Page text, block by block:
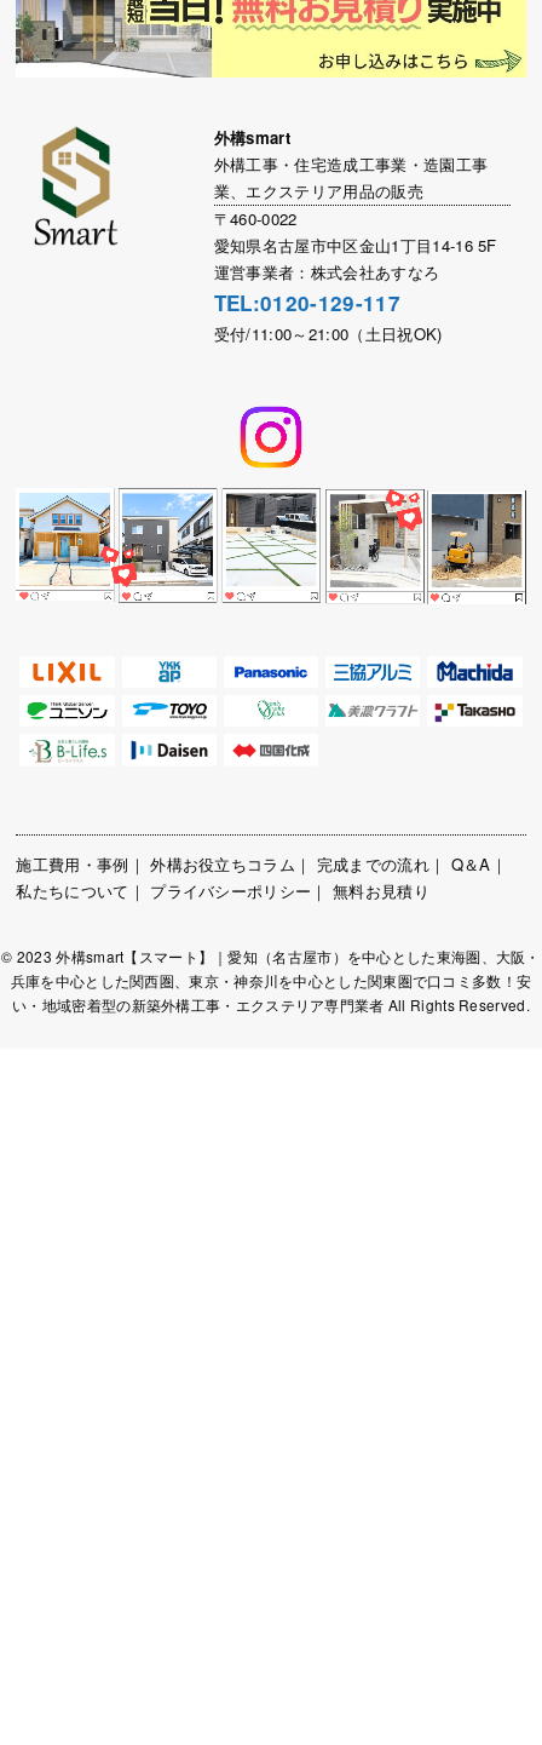
外構smart
外構工事・住宅造成工事業・造園工事
業、エクステリア用品の販売
〒460-0022
愛知県名古屋市中区金山1丁目14-16 5F
運営事業者：株式会社あすなろ
TEL:0120-129-117
受付/11:00～21:00（土日祝OK)
施工費用・事例 ｜外構お役立ちコラム ｜ 完成までの流れ ｜ Q＆A ｜
私たちについて ｜ プライバシーポリシー ｜無料お見積り
© 2023 外構smart【スマート】｜愛知（名古屋市）を中心とした東海圏、大阪・
兵庫を中心とした関西圏、東京・神奈川を中心とした関東圏で口コミ多数！安
い・地域密着型の新築外構工事・エクステリア専門業者 All Rights Reserved.